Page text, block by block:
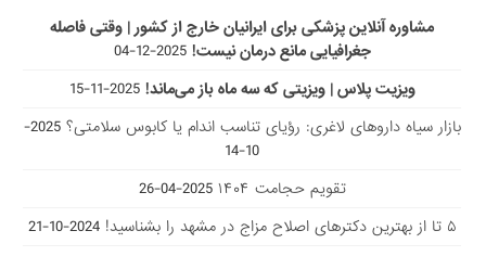
مشاوره آنلاین پزشکی برای ایرانیان خارج از کشور | وقتی فاصله
جغرافیایی مانع درمان نیست! 2025-12-04
ویزیت پلاس | ویزیتی که سه ماه باز می‌ماند! 2025-11-15
بازار سیاه داروهای لاغری: رؤیای تناسب اندام یا کابوس سلامتی؟
2025-
10-14
تقویم حجامت ۱۴۰۴
2025-04-26
۵ تا از بهترین دکتر‌های اصلاح مزاج در مشهد را بشناسید!
2024-10-21